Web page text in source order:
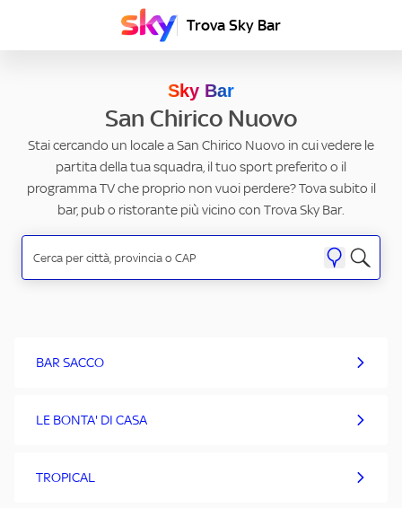
Trova Sky Bar
Sky Bar
San Chirico Nuovo
Stai cercando un locale a San Chirico Nuovo in cui vedere le
partita della tua squadra, il tuo sport preferito o il
programma TV che proprio non vuoi perdere? Tova subito il
bar, pub o ristorante più vicino con Trova Sky Bar.
BAR SACCO
LE BONTA' DI CASA
TROPICAL